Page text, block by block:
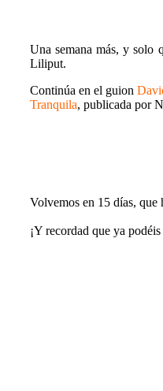
Una semana más, y solo
Liliput.
Continúa en el guion
Tranquila, publicada por
Volvemos en 15 días, que
¡Y recordad que ya